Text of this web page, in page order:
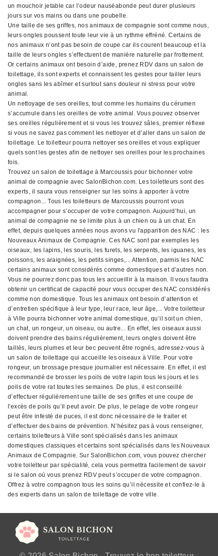
un mouchoir jetable car l’odeur nauséabonde peut durer plusieurs
jours sur vos mains ou dans une poubelle.
Une taille de ses griffes, nos animaux de compagnie sont comme nous,
leurs ongles poussent toute leur vie à un rythme effréné. Certains de
nos animaux n’ont pas besoin de coupe car ils courent beaucoup et la
taille de leurs ongles s’effectuent de manière naturelle par frottement.
Or certains animaux ont besoin d’aide, prenez RDV dans un salon de
toilettage, ils sont experts et connaissent les gestes pour tailler leurs
ongles sans les abîmer et surtout sans douleur ni stress pour votre
animal.
Un nettoyage de ses oreilles, tout comme les humains du cérumen
s’accumule dans les oreilles de votre animal. Vous pouvez observer
ses oreilles régulièrement et si vous les trouvez sâles, premier réflexe
si vous ne savez pas comment les nettoyer et d’aller dans un salon de
toilettage. Le toiletteur pourra nettoyer ses oreilles et vous expliquer
quels sont les gestes afin de nettoyer ses oreilles pour les prochaines
fois.
Trouvez un salon de toilettage à Marcoussis pour bichonner votre
animal de compagnie avec SalonBichon.com. Les toiletteurs sont des
experts, il saura vous renseigner sur les soins à apporter à votre
compagnon... Tous les toiletteurs de Marcoussis pourront vous
accompagner pour s’occuper de votre compagnon. Aujourd’hui, un
animal de compagnie ne se limite plus à un chien ou à un chat. En
effet, depuis quelques années nous avons vu l'apparition des NAC : les
Nouveaux Animaux de Compagnie. Ces NAC sont par exemples les
oiseaux, les lapins, les souris, les furets, les serpents, les iguanes, les
poissons, les araignées, les petits singes,... Attention, parmis les NAC
certains animaux sont considérés comme domestiques et d’autres non.
Vous ne pourrez donc pas tous les accueillir à la maison. Il vous faudra
obtenir un certificat de capacité pour vous occuper des NAC considérés
comme non domestique. Tous les animaux ont besoin d’attention et
d’entretien spécifique à leur type, leur race, leur âge,... Votre toiletteur
à Ville pourra bichonner votre animal domestique, qu’il soit un chien,
un chat, un rongeur, un oiseau, ou autre... En effet, les oiseaux aussi
doivent prendre des bains régulièrement, leurs ongles doivent être
taillés, leurs plumes et leur bec peuvent être rognés, adressez-vous à
un salon de toilettage qui accueille les oiseaux à Ville. Pour votre
rongeur, un brossage presque journalier est nécessaire. En effet, il est
recommandé de brosser les poils de votre lapin tous les jours et les
poils de votre rat toutes les semaines. De plus, il est conseillé
d’effectuer régulièrement une taille de ses griffes et une coupe de
l'excès de poils qu’il peut avoir. De plus, le pelage de votre rongeur
peut être infesté de puces, il est donc nécessaire de le traiter et
d’effectuer des bains de prévention. N’hésitez pas à vous renseigner,
certains toiletteurs à Ville sont spécialisés dans les animaux
domestiques classiques et certains sont spécialisés dans les Nouveaux
Animaux de Compagnie. Sur SalonBichon.com, vous pouvez chercher
votre toiletteur par spécialité, cela vous permettra facilement de savoir
si le salon où vous prenez RDV peut s’occuper de votre compagnon.
Offrez à votre compagnon tous les soins qu’il nécessite et confiez-le à
des experts dans un salon de toilettage de votre ville.